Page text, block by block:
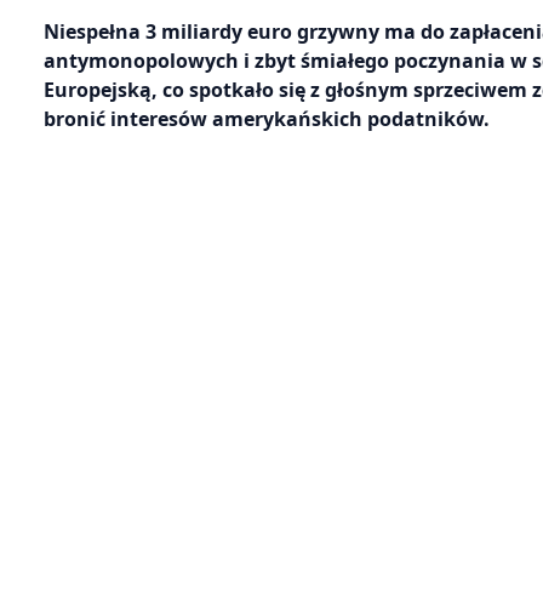
Niespełna 3 miliardy euro grzywny ma do
antymonopolowych i zbyt śmiałego poczynania w
Europejską, co spotkało się z głośnym
bronić interesów amerykańskich podatników.